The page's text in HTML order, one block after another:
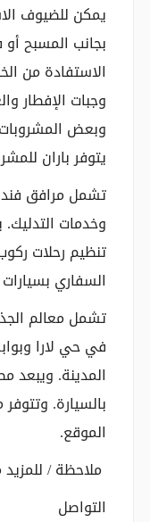
يمكن للضيوف
بجانب المسبح
الاستفادة من
وجبات الإفطار
وبعض
يتوفر باران
وخدمات
تنظيم رحلات
السفاري
تشمل معالم
في حي لارا
بالسيارة.
الموقع.
ملاحظة /
التواصل